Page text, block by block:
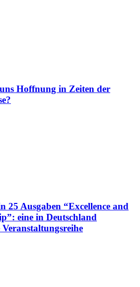
Hoffnung in Zeiten der
25 Ausgaben “Excellence and
eine in Deutschland